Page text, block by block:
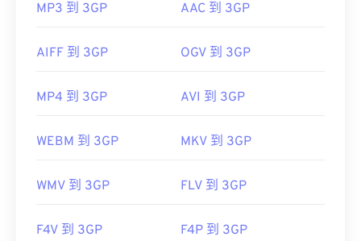
MP3 到 3GP AAC 到 3GP
AIFF 到 3GP OGV 到 3GP
MP4 到 3GP AVI 到 3GP
WEBM 到 3GP MKV 到 3GP
WMV 到 3GP FLV 到 3GP
F4V 到 3GP F4P 到 3GP